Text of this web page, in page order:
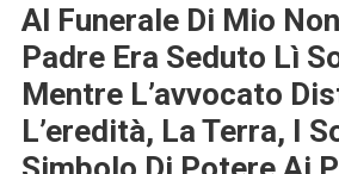
Al Funerale Di Mio
Padre Era Seduto Lì
Mentre L’avvocato
L’eredità, La Terra, I